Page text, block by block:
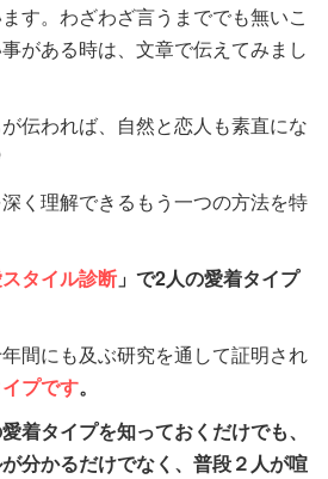
す。わざわざ言うまででも無いこ
がある時は、文章で伝えてみまし
伝われば、自然と恋人も素直にな
く理解できるもう一つの方法を特
タイル診断 」で2人の愛着タイプ
間にも及ぶ研究を通して証明され
プです。
着タイプを知っておくだけでも、
分かるだけでなく、 普段２人が喧